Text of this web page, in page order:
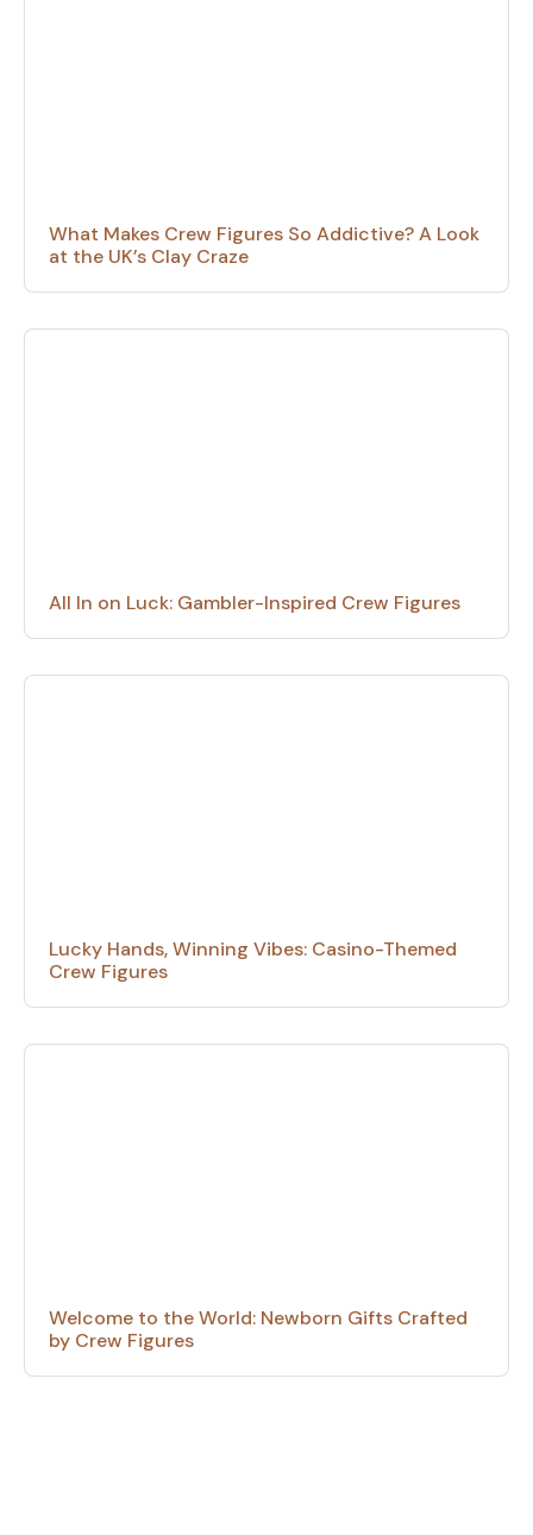
What Makes Crew Figures So Addictive? A Look
at the UK’s Clay Craze
All In on Luck: Gambler-Inspired Crew Figures
Lucky Hands, Winning Vibes: Casino-Themed
Crew Figures
Welcome to the World: Newborn Gifts Crafted
by Crew Figures